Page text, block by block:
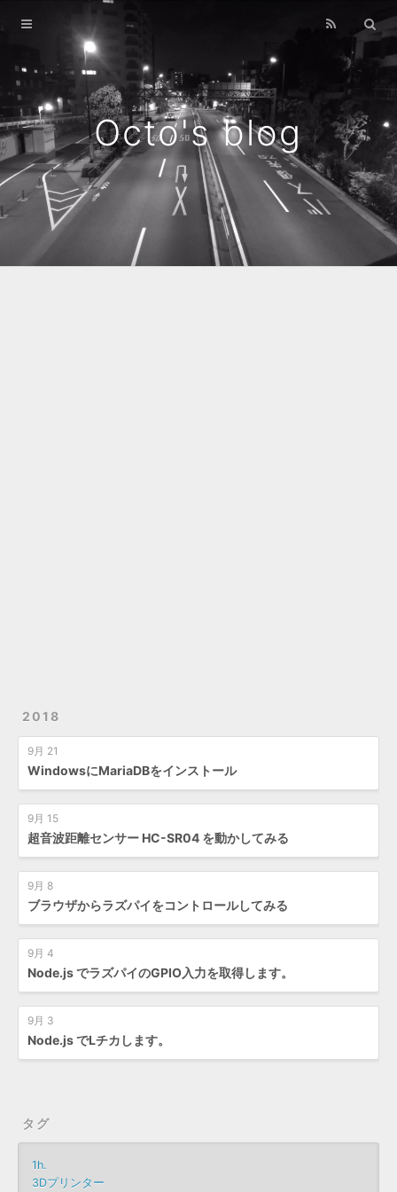
Octo's blog
2018
9月 21
WindowsにMariaDBをインストール
9月 15
超音波距離センサー HC-SR04 を動かしてみる
9月 8
ブラウザからラズパイをコントロールしてみる
9月 4
Node.js でラズパイのGPIO入力を取得します。
9月 3
Node.js でLチカします。
タグ
1h.
3Dプリンター
Home
Archives